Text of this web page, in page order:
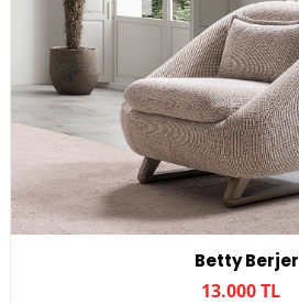
Betty Berjer
13.000 TL